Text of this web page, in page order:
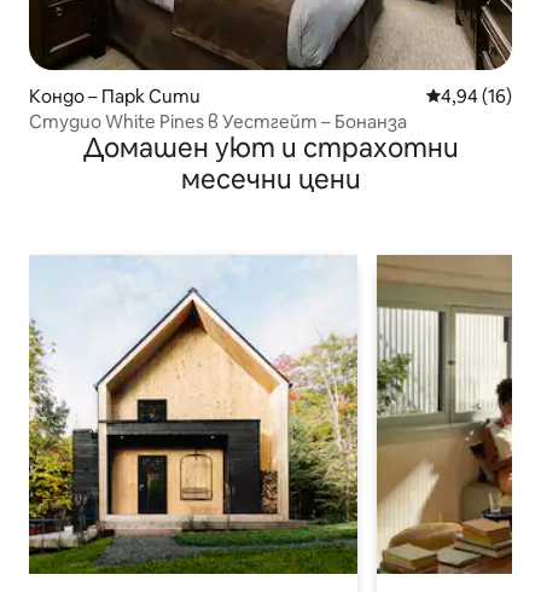
Кондо – Парк Сити Средна
4,94 (16)
Студио White Pines в Уестгейт – Бонанза
Домашен уют и страхотни
месечни цени